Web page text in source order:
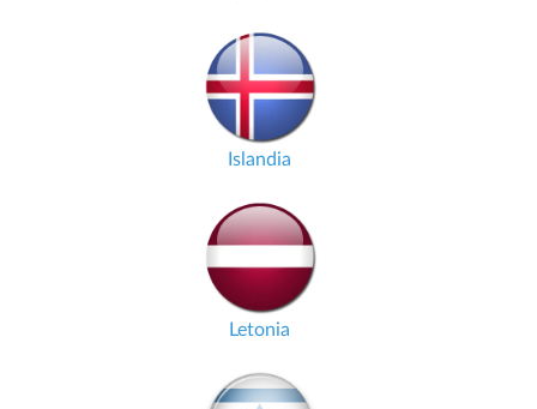
Islandia
Letonia